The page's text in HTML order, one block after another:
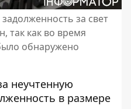
за свет
так как во время
обнаружено
неучтенную
в размере